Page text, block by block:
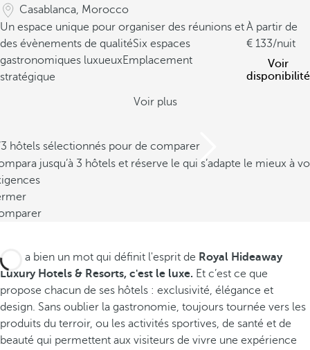
Casablanca, Morocco
Un espace unique pour organiser des réunions et
des évènements de qualitéSix espaces
gastronomiques luxueuxEmplacement
stratégique
À partir de
133/nuit
Voir
disponibilité
Voir plus
hôtels sélectionnés pour de comparer
jusqu’à 3 hôtels et réserve le qui s’adapte le mieux à
S'il y a bien un mot qui définit l'esprit de Royal Hideaway
Luxury Hotels & Resorts, c'est le luxe. Et c’est ce que
propose chacun de ses hôtels : exclusivité, élégance et
design. Sans oublier la gastronomie, toujours tournée vers les
produits du terroir, ou les activités sportives, de santé et de
beauté qui permettent aux visiteurs de vivre une expérience